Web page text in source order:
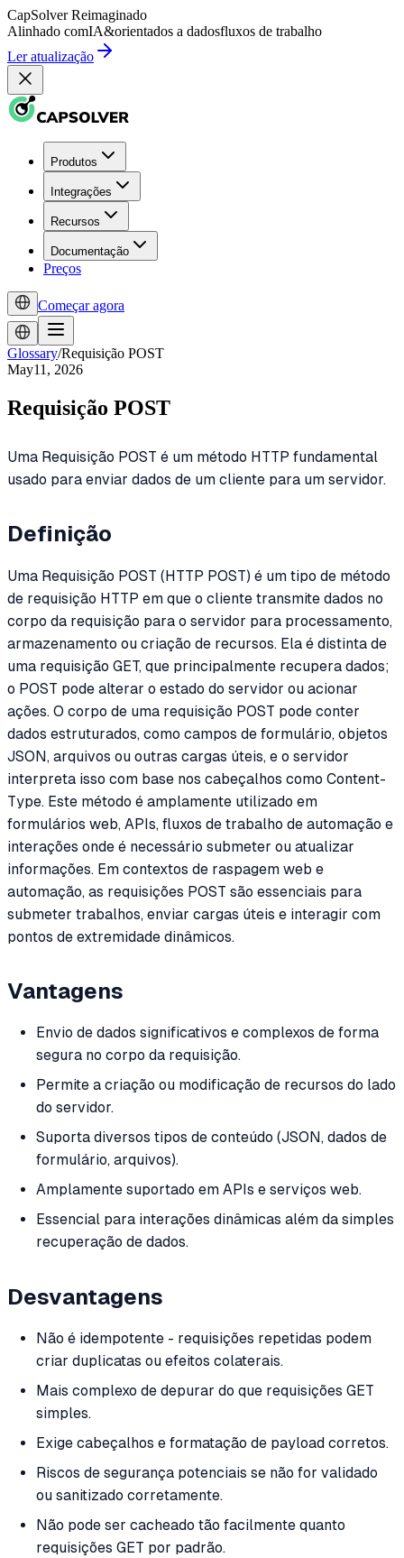
CapSolver Reimaginado
Alinhado comIA&orientados a dadosfluxos de trabalho
Ler atualização
Produtos
Integrações
Recursos
Documentação
Preços
Começar agora
Glossary/Requisição POST
May11, 2026
Requisição POST
Uma Requisição POST é um método HTTP fundamental
usado para enviar dados de um cliente para um servidor.
Definição
Uma Requisição POST (HTTP POST) é um tipo de método
de requisição HTTP em que o cliente transmite dados no
corpo da requisição para o servidor para processamento,
armazenamento ou criação de recursos. Ela é distinta de
uma requisição GET, que principalmente recupera dados;
o POST pode alterar o estado do servidor ou acionar
ações. O corpo de uma requisição POST pode conter
dados estruturados, como campos de formulário, objetos
JSON, arquivos ou outras cargas úteis, e o servidor
interpreta isso com base nos cabeçalhos como Content-
Type. Este método é amplamente utilizado em
formulários web, APIs, fluxos de trabalho de automação e
interações onde é necessário submeter ou atualizar
informações. Em contextos de raspagem web e
automação, as requisições POST são essenciais para
submeter trabalhos, enviar cargas úteis e interagir com
pontos de extremidade dinâmicos.
Vantagens
Envio de dados significativos e complexos de forma
segura no corpo da requisição.
Permite a criação ou modificação de recursos do lado
do servidor.
Suporta diversos tipos de conteúdo (JSON, dados de
formulário, arquivos).
Amplamente suportado em APIs e serviços web.
Essencial para interações dinâmicas além da simples
recuperação de dados.
Desvantagens
Não é idempotente - requisições repetidas podem
criar duplicatas ou efeitos colaterais.
Mais complexo de depurar do que requisições GET
simples.
Exige cabeçalhos e formatação de payload corretos.
Riscos de segurança potenciais se não for validado
ou sanitizado corretamente.
Não pode ser cacheado tão facilmente quanto
requisições GET por padrão.